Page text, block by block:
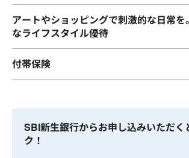
アートやショッピングで刺激的な日常を
なライフスタイル優待
付帯保険
SBI新生銀行からお申し込みいただく
ク！